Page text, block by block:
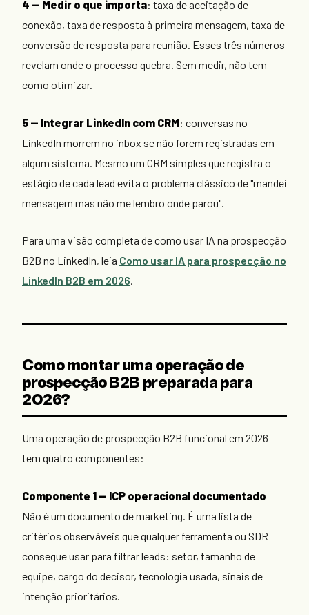
4 — Medir o que importa: taxa de aceitação de
conexão, taxa de resposta à primeira mensagem, taxa de
conversão de resposta para reunião. Esses três números
revelam onde o processo quebra. Sem medir, não tem
como otimizar.
5 — Integrar LinkedIn com CRM: conversas no
LinkedIn morrem no inbox se não forem registradas em
algum sistema. Mesmo um CRM simples que registra o
estágio de cada lead evita o problema clássico de "mandei
mensagem mas não me lembro onde parou".
Para uma visão completa de como usar IA na prospecção
B2B no LinkedIn, leia Como usar IA para prospecção no
LinkedIn B2B em 2026.
Como montar uma operação de
prospecção B2B preparada para
2026?
Uma operação de prospecção B2B funcional em 2026
tem quatro componentes:
Componente 1 — ICP operacional documentado
Não é um documento de marketing. É uma lista de
critérios observáveis que qualquer ferramenta ou SDR
consegue usar para filtrar leads: setor, tamanho de
equipe, cargo do decisor, tecnologia usada, sinais de
intenção prioritários.